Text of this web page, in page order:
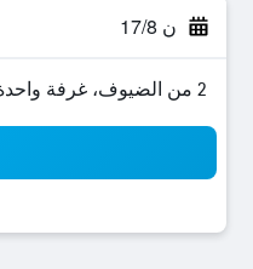
ن 17/8
2 من الضيوف، غرفة واحدة